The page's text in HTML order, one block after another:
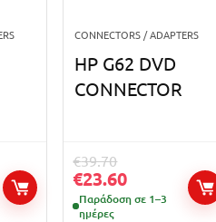
CONNECTORS / ADAPTERS
HP G62 DVD
CONNECTOR
€39.70
€23.60
Παράδοση σε 1–3
ημέρες